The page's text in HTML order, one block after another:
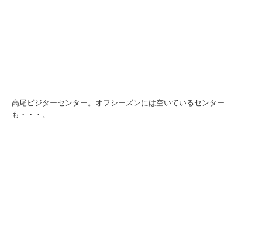
高尾ビジターセンター。オフシーズンには空いているセンター
も・・・。